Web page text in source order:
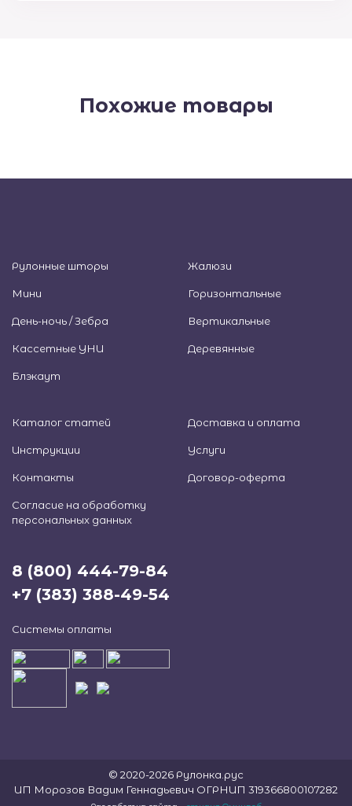
Похожие товары
Рулонные шторы
Мини
День-ночь / Зебра
Кассетные УНИ
Блэкаут
Жалюзи
Горизонтальные
Вертикальные
Деревянные
Каталог статей Доставка и оплата
Инструкции Услуги
Контакты Договор-оферта
Согласие на обработку
персональных данных
8 (800) 444-79-84
+7 (383) 388-49-54
Системы оплаты
© 2020-2026 Рулонка.рус
ИП Морозов Вадим Геннадьевич ОГРНИП 319366800107282